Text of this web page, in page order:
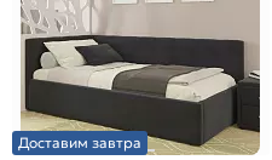
Доставим завтра